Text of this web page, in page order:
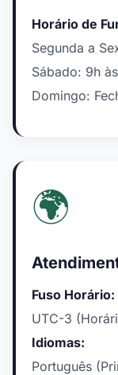
Horário de
Segunda a
Sábado: 9h
Domingo:
🌍
Fuso Horário:
UTC-3
Idiomas:
Português